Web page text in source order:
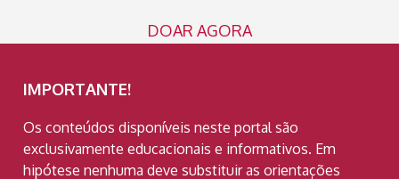
DOAR AGORA
IMPORTANTE!
Os conteúdos disponíveis neste portal são
exclusivamente educacionais e informativos. Em
hipótese nenhuma deve substituir as orientações